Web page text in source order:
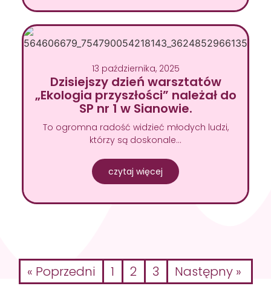
13 października, 2025
Dzisiejszy dzień warsztatów
„Ekologia przyszłości” należał do
SP nr 1 w Sianowie.
To ogromna radość widzieć młodych ludzi,
którzy są doskonale…
czytaj więcej
« Poprzedni 1 2 3 Następny »